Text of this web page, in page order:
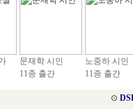
문재학 시인
11종 출간
노중하 시인
11종 출간
⊙